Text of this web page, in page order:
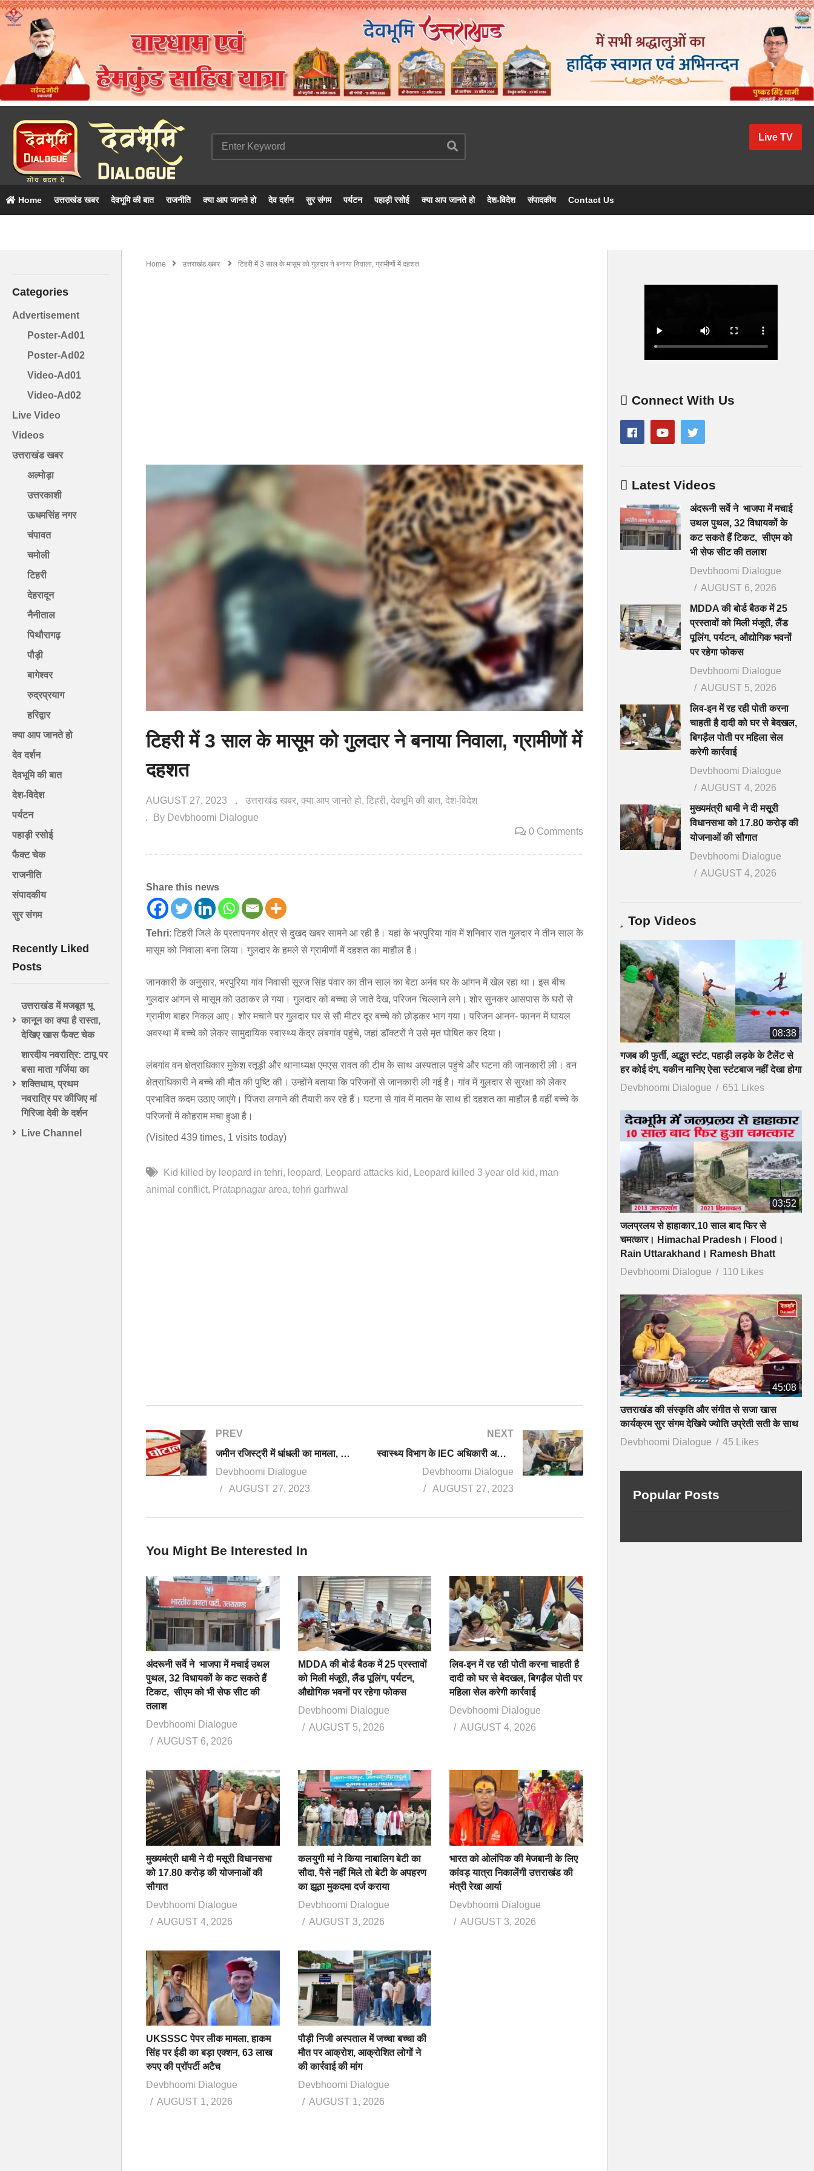
Live TV
Home उत्तराखंड खबर देवभूमि की बात राजनीति क्या आप जानते हो देव दर्शन सुर संगम पर्यटन पहाड़ी रसोई क्या आप जानते हो देश-विदेश संपादकीय Contact Us
Categories
Advertisement
Poster-Ad01
Poster-Ad02
Video-Ad01
Video-Ad02
Live Video
Videos
उत्तराखंड खबर
अल्मोड़ा
उत्तरकाशी
ऊधमसिंह नगर
चंपावत
चमोली
टिहरी
देहरादून
नैनीताल
पिथौरागढ़
पौड़ी
बागेश्वर
रुद्रप्रयाग
हरिद्वार
क्या आप जानते हो
देव दर्शन
देवभूमि की बात
देश-विदेश
पर्यटन
पहाड़ी रसोई
फैक्ट चेक
राजनीति
संपादकीय
सुर संगम
Recently Liked
Posts
उत्तराखंड में मजबूत भू
कानून का क्या है रास्ता,
देखिए खास फैक्ट चेक
शारदीय नवरात्रि: टापू पर
बसा माता गर्जिया का
शक्तिधाम, प्रथम
नवरात्रि पर कीजिए मां
गिरिजा देवी के दर्शन
Live Channel
Home उत्तराखंड खबर टिहरी में 3 साल के मासूम को गुलदार ने बनाया निवाला, ग्रामीणों में दहशत
टिहरी में 3 साल के मासूम को गुलदार ने बनाया निवाला, ग्रामीणों में
दहशत
AUGUST 27, 2023 उत्तराखंड खबर क्या आप जानते हो टिहरी देवभूमि की बात देश-विदेश
By Devbhoomi Dialogue
0 Comments
Share this news
Tehri: टिहरी जिले के प्रतापनगर क्षेत्र से दुखद खबर सामने आ रही है। यहां के भरपुरिया गांव में शनिवार रात गुलदार ने तीन साल के
मासूम को निवाला बना लिया। गुलदार के हमले से ग्रामीणों में दहशत का माहौल है।
जानकारी के अनुसार, भरपुरिया गांव निवासी सूरज सिंह पंवार का तीन साल का बेटा अर्नव घर के आंगन में खेल रहा था। इस बीच
गुलदार आंगन से मासूम को उठाकर ले गया। गुलदार को बच्चा ले जाते देख, परिजन चिल्लाने लगे। शोर सुनकर आसपास के घरों से
ग्रामीण बाहर निकल आए। शोर मचाने पर गुलदार घर से सौ मीटर दूर बच्चे को छोड़कर भाग गया। परिजन आनन- फानन में घायल
अवस्था में बच्चे को लेकर सामुदायिक स्वास्थ्य केंद्र लंबगांव पहुंचे, जहां डॉक्टरों ने उसे मृत घोषित कर दिया।
लंबगांव वन क्षेत्राधिकार मुकेश रतूड़ी और थानाध्यक्ष एमएस रावत की टीम के साथ अस्पताल पहुंचे और घटना की जानकारी ली। वन
क्षेत्राधिकारी ने बच्चे की मौत की पुष्टि की। उन्होंने बताया कि परिजनों से जानकारी ली गई है। गांव में गुलदार से सुरक्षा को लेकर
प्रभावित कदम उठाए जाएंगे। पिंजरा लगाने की तैयारी कर रहे हैं। घटना से गांव में मातम के साथ ही दहशत का माहौल है वहीं बच्चे के
परिजनों में कोहराम मचा हुआ है।
(Visited 439 times, 1 visits today)
Kid killed by leopard in tehri leopard Leopard attacks kid Leopard killed 3 year old kid
man
animal conflict
Pratapnagar area tehri garhwal
PREV
जमीन रजिस्ट्री में धांधली का मामला, नामित वकील कमल विरमानी गिरफ्तार
Devbhoomi Dialogue
AUGUST 27, 2023
NEXT
स्वास्थ्य विभाग के IEC अधिकारी अनिल सती को प्रेस क्लब ने किया सम्मानित
Devbhoomi Dialogue
AUGUST 27, 2023
You Might Be Interested In
अंदरूनी सर्वे ने भाजपा में मचाई उथल
पुथल, 32 विधायकों के कट सकते हैं
टिकट, सीएम को भी सेफ सीट की
तलाश
Devbhoomi Dialogue
AUGUST 6, 2026
MDDA की बोर्ड बैठक में 25 प्रस्तावों
को मिली मंजूरी, लैंड पूलिंग, पर्यटन,
औद्योगिक भवनों पर रहेगा फोकस
Devbhoomi Dialogue
AUGUST 5, 2026
लिव-इन में रह रही पोती करना चाहती है
दादी को घर से बेदखल, बिगड़ैल पोती पर
महिला सेल करेगी कार्रवाई
Devbhoomi Dialogue
AUGUST 4, 2026
मुख्यमंत्री धामी ने दी मसूरी विधानसभा
को 17.80 करोड़ की योजनाओं की
सौगात
Devbhoomi Dialogue
AUGUST 4, 2026
कलयुगी मां ने किया नाबालिग बेटी का
सौदा, पैसे नहीं मिले तो बेटी के अपहरण
का झूठा मुकदमा दर्ज कराया
Devbhoomi Dialogue
AUGUST 3, 2026
भारत को ओलंपिक की मेजबानी के लिए
कांवड़ यात्रा निकालेंगी उत्तराखंड की
मंत्री रेखा आर्या
Devbhoomi Dialogue
AUGUST 3, 2026
UKSSSC पेपर लीक मामला, हाकम
सिंह पर ईडी का बड़ा एक्शन, 63 लाख
रुपए की प्रॉपर्टी अटैच
Devbhoomi Dialogue
AUGUST 1, 2026
पौड़ी निजी अस्पताल में जच्चा बच्चा की
मौत पर आक्रोश, आक्रोशित लोगों ने
की कार्रवाई की मांग
Devbhoomi Dialogue
AUGUST 1, 2026
Connect With Us
Latest Videos
अंदरूनी सर्वे ने भाजपा में मचाई
उथल पुथल, 32 विधायकों के
कट सकते हैं टिकट, सीएम को
भी सेफ सीट की तलाश
Devbhoomi Dialogue
AUGUST 6, 2026
MDDA की बोर्ड बैठक में 25
प्रस्तावों को मिली मंजूरी, लैंड
पूलिंग, पर्यटन, औद्योगिक भवनों
पर रहेगा फोकस
Devbhoomi Dialogue
AUGUST 5, 2026
लिव-इन में रह रही पोती करना
चाहती है दादी को घर से बेदखल,
बिगड़ैल पोती पर महिला सेल
करेगी कार्रवाई
Devbhoomi Dialogue
AUGUST 4, 2026
मुख्यमंत्री धामी ने दी मसूरी
विधानसभा को 17.80 करोड़ की
योजनाओं की सौगात
Devbhoomi Dialogue
AUGUST 4, 2026
Top Videos
08:38
गजब की फुर्ती, अद्भुत स्टंट, पहाड़ी लड़के के टैलेंट से
हर कोई दंग, यकीन मानिए ऐसा स्टंटबाज नहीं देखा होगा
Devbhoomi Dialogue
651 Likes
03:52
जलप्रलय से हाहाकार,10 साल बाद फिर से
चमत्कार। Himachal Pradesh। Flood।
Rain Uttarakhand। Ramesh Bhatt
Devbhoomi Dialogue
110 Likes
45:08
उत्तराखंड की संस्कृति और संगीत से सजा खास
कार्यक्रम सुर संगम देखिये ज्योति उप्रेती सती के साथ
Devbhoomi Dialogue
45 Likes
Popular Posts